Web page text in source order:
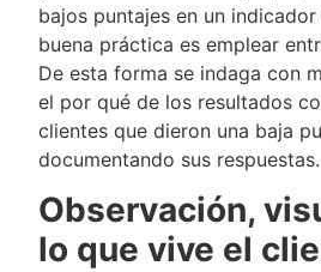
bajos puntajes en un
buena práctica es emplear
De esta forma se indaga con
el por qué de los resultados
clientes que dieron una baja
documentando sus respuestas.
Observación,
lo que vive el